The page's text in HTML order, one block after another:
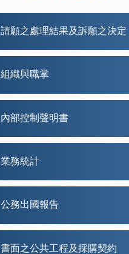
請願之處理結果及訴願之決定
組織與職掌
內部控制聲明書
業務統計
公務出國報告
書面之公共工程及採購契約